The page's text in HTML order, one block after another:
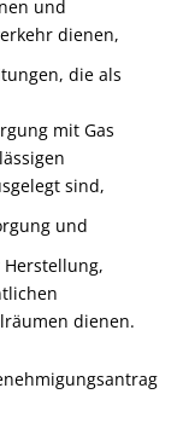
und
dienen,
die als
mit Gas
sind,
und
dienen.